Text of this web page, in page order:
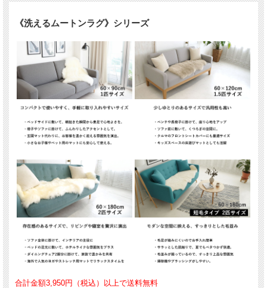
《洗えるムートンラグ》シリーズ
合計金額3,950円（税込）以上で送料無料